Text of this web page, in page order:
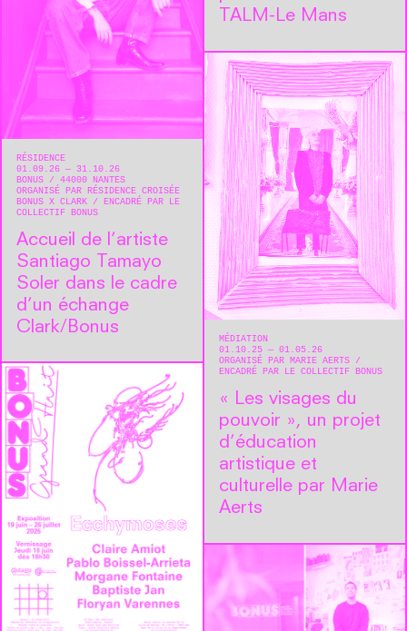
TALM-Le Mans
RÉSIDENCE
01.09.26 — 31.10.26
BONUS
44000 NANTES
ORGANISÉ PAR RÉSIDENCE CROISÉE
BONUS X CLARK
ENCADRÉ PAR LE
COLLECTIF BONUS
Accueil de l’artiste
Santiago Tamayo
Soler dans le cadre
d’un échange
Clark/Bonus
MÉDIATION
01.10.25 — 01.05.26
ORGANISÉ PAR MARIE AERTS
ENCADRÉ PAR LE COLLECTIF BONUS
« Les visages du
pouvoir », un projet
d’éducation
artistique et
culturelle par Marie
Aerts